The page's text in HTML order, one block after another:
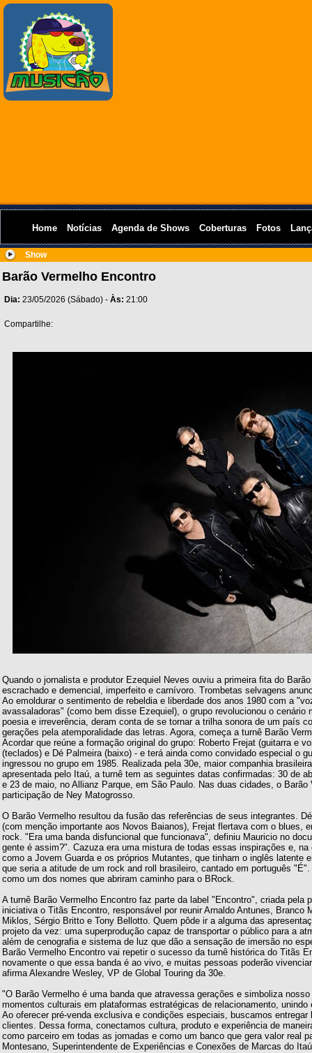
Home Notícias Agenda de Shows Coberturas Fotos
Show
Barão Vermelho Encontro
Dia: 23/05/2026 (Sábado) -Às: 21:00
Compartilhe:
Quando o jornalista e produtor Ezequiel Neves ouviu a primeira fita do
escrachado e demencial, imperfeito e carnívoro. Trombetas selvagens
Ao emoldurar o sentimento de rebeldia e liberdade dos anos 1980 com a
avassaladoras" (como bem disse Ezequiel), o grupo revolucionou o
poesia e irreverência, deram conta de se tornar a trilha sonora de um país
gerações pela atemporalidade das letras. Agora, começa a turnê Barão
Acordar que reúne a formação original do grupo: Roberto Frejat (guitarra e
(teclados) e Dé Palmeira (baixo) - e terá ainda como convidado especial o
ingressou no grupo em 1985. Realizada pela 30e, maior companhia
apresentada pelo Itaú, a turnê tem as seguintes datas confirmadas: 30 de
e 23 de maio, no Allianz Parque, em São Paulo. Nas duas cidades, o Barão
participação de Ney Matogrosso.
O Barão Vermelho resultou da fusão das referências de seus integrantes.
(com menção importante aos Novos Baianos), Frejat flertava com o blues,
rock. "Era uma banda disfuncional que funcionava", definiu Mauricio no
gente é assim?". Cazuza era uma mistura de todas essas inspirações e,
como a Jovem Guarda e os próprios Mutantes, que tinham o inglês latente
que seria a atitude de um rock and roll brasileiro, cantado em português
como um dos nomes que abriram caminho para o BRock.
A turnê Barão Vermelho Encontro faz parte da label "Encontro", criada pela
iniciativa o Titãs Encontro, responsável por reunir Arnaldo Antunes, Branco
Miklos, Sérgio Britto e Tony Bellotto. Quem pôde ir a alguma das
projeto da vez: uma superprodução capaz de transportar o público para a
além de cenografia e sistema de luz que dão a sensação de imersão no
Barão Vermelho Encontro vai repetir o sucesso da turnê histórica do Titãs
novamente o que essa banda é ao vivo, e muitas pessoas poderão
afirma Alexandre Wesley, VP de Global Touring da 30e.
"O Barão Vermelho é uma banda que atravessa gerações e simboliza
momentos culturais em plataformas estratégicas de relacionamento,
Ao oferecer pré-venda exclusiva e condições especiais, buscamos
clientes. Dessa forma, conectamos cultura, produto e experiência de
como parceiro em todas as jornadas e como um banco que gera valor real
Montesano, Superintendente de Experiências e Conexões de Marcas do